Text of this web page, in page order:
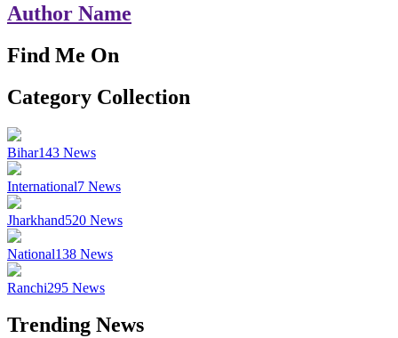
Author Name
Find Me On
Category Collection
Bihar143 News
International7 News
Jharkhand520 News
National138 News
Ranchi295 News
Trending News